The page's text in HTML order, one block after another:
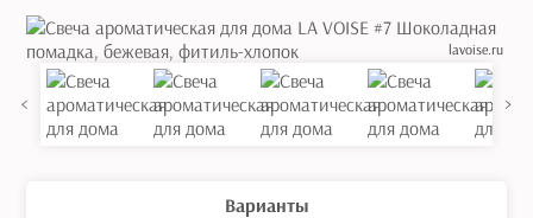
lavoise.ru
< >
Варианты